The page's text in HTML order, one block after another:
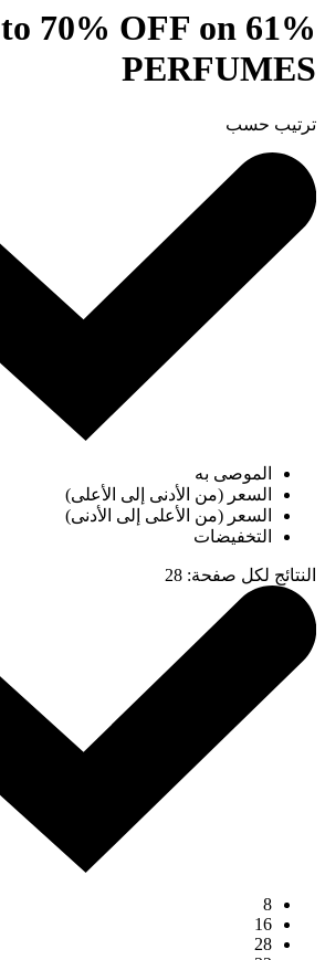
61% to 70% OFF on
PERFUMES
ترتيب حسب
الموصى به
السعر (من الأدنى إلى الأعلى)
السعر (من الأعلى إلى الأدنى)
التخفيضات
النتائج لكل صفحة:
28
8
16
28